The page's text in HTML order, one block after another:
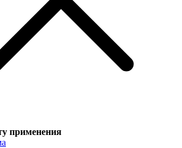
применения